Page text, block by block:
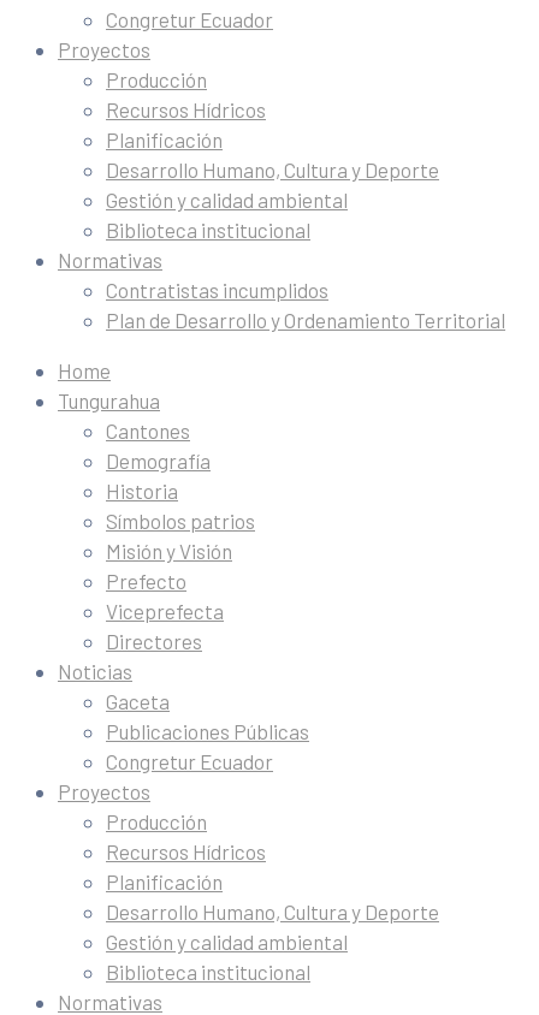
Congretur Ecuador
Proyectos
Producción
Recursos Hídricos
Planificación
Desarrollo Humano, Cultura y Deporte
Gestión y calidad ambiental
Biblioteca institucional
Normativas
Contratistas incumplidos
Plan de Desarrollo y Ordenamiento Territorial
Home
Tungurahua
Cantones
Demografía
Historia
Símbolos patrios
Misión y Visión
Prefecto
Viceprefecta
Directores
Noticias
Gaceta
Publicaciones Públicas
Congretur Ecuador
Proyectos
Producción
Recursos Hídricos
Planificación
Desarrollo Humano, Cultura y Deporte
Gestión y calidad ambiental
Biblioteca institucional
Normativas